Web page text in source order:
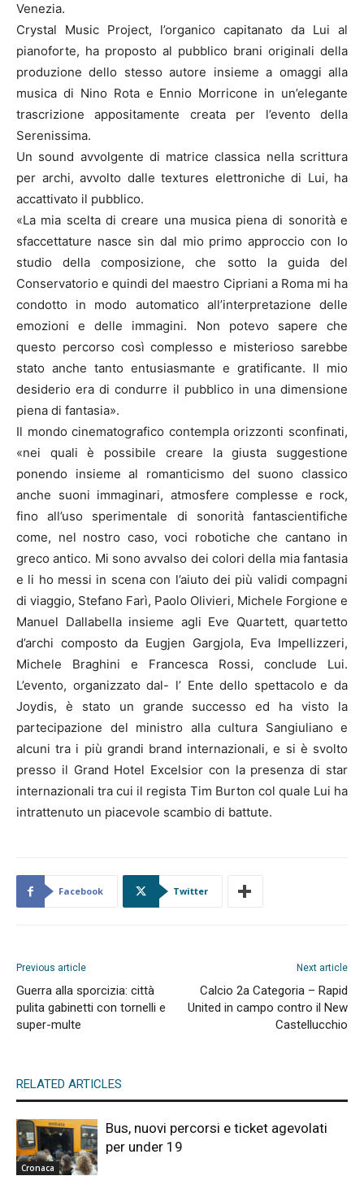
Venezia.
Crystal Music Project, l’organico capitanato da Lui al
pianoforte, ha proposto al pubblico brani originali della
produzione dello stesso autore insieme a omaggi alla
musica di Nino Rota e Ennio Morricone in un’elegante
trascrizione appositamente creata per l’evento della
Serenissima.
Un sound avvolgente di matrice classica nella scrittura
per archi, avvolto dalle textures elettroniche di Lui, ha
accattivato il pubblico.
«La mia scelta di creare una musica piena di sonorità e
sfaccettature nasce sin dal mio primo approccio con lo
studio della composizione, che sotto la guida del
Conservatorio e quindi del maestro Cipriani a Roma mi ha
condotto in modo automatico all’interpretazione delle
emozioni e delle immagini. Non potevo sapere che
questo percorso così complesso e misterioso sarebbe
stato anche tanto entusiasmante e gratificante. Il mio
desiderio era di condurre il pubblico in una dimensione
piena di fantasia».
Il mondo cinematografico contempla orizzonti sconfinati,
«nei quali è possibile creare la giusta suggestione
ponendo insieme al romanticismo del suono classico
anche suoni immaginari, atmosfere complesse e rock,
fino all’uso sperimentale di sonorità fantascientifiche
come, nel nostro caso, voci robotiche che cantano in
greco antico. Mi sono avvalso dei colori della mia fantasia
e li ho messi in scena con l’aiuto dei più validi compagni
di viaggio, Stefano Farì, Paolo Olivieri, Michele Forgione e
Manuel Dallabella insieme agli Eve Quartett, quartetto
d’archi composto da Eugjen Gargjola, Eva Impellizzeri,
Michele Braghini e Francesca Rossi, conclude Lui.
L’evento, organizzato dal- l’ Ente dello spettacolo e da
Joydis, è stato un grande successo ed ha visto la
partecipazione del ministro alla cultura Sangiuliano e
alcuni tra i più grandi brand internazionali, e si è svolto
presso il Grand Hotel Excelsior con la presenza di star
internazionali tra cui il regista Tim Burton col quale Lui ha
intrattenuto un piacevole scambio di battute.
Facebook Twitter
Previous article
Guerra alla sporcizia: città
pulita gabinetti con tornelli e
super-multe
Next article
Calcio 2a Categoria – Rapid
United in campo contro il New
Castellucchio
RELATED ARTICLES
Cronaca
Bus, nuovi percorsi e ticket agevolati
per under 19